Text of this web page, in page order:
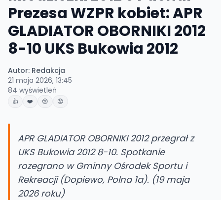
Prezesa WZPR kobiet: APR
GLADIATOR OBORNIKI 2012
8-10 UKS Bukowia 2012
Autor: Redakcja
21 maja 2026, 13:45
84 wyświetleń
👍 ❤️ 😢 😡
APR GLADIATOR OBORNIKI 2012 przegrał z
UKS Bukowia 2012 8-10. Spotkanie
rozegrano w Gminny Ośrodek Sportu i
Rekreacji (Dopiewo, Polna 1a). (19 maja
2026 roku)